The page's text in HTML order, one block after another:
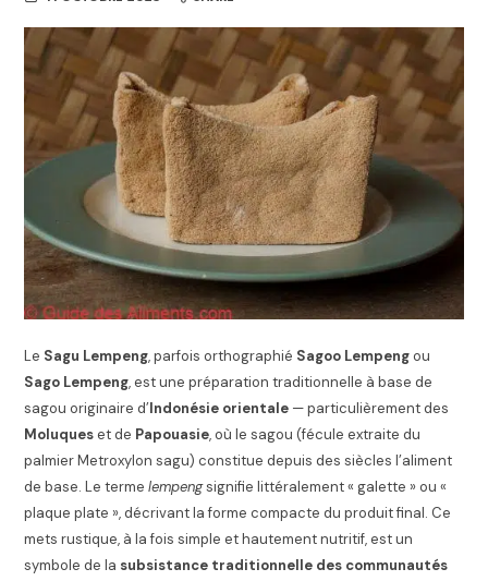
Le Sagu Lempeng, parfois orthographié Sagoo Lempengou
Sago Lempeng, est une préparation traditionnelle à base de
sagou originaire d’Indonésie orientale — particulièrement des
Moluqueset de Papouasie, où le sagou (fécule extraite du
palmier Metroxylon sagu) constitue depuis des siècles l’aliment
de base. Le termelempengsignifie littéralement « galette » ou «
plaque plate », décrivant la forme compacte du produit final. Ce
mets rustique, à la fois simple et hautement nutritif, est un
symbole de la subsistance traditionnelle des communautés